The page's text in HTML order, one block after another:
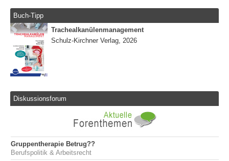
Buch-Tipp
Trachealkanülenmanagement
Schulz-Kirchner Verlag, 2026
Diskussionsforum
Gruppentherapie Betrug??
Berufspolitik & Arbeitsrecht